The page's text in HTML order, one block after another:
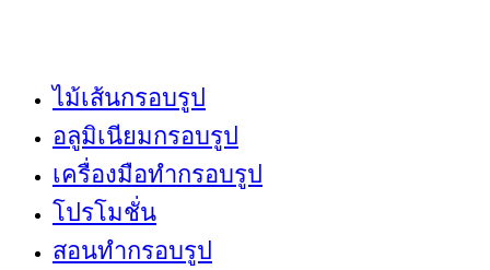
ไม้เส้นกรอบรูป
อลูมิเนียมกรอบรูป
เครื่องมือทำกรอบรูป
โปรโมชั่น
สอนทำกรอบรูป